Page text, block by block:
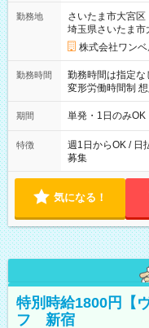
勤務地
さいたま市大宮区
埼玉県さいたま市
株式会社ワン
勤務時間
勤務時間は指定な
変形労働時間制 想定労働時
～21：00
期間 単発・1日のみOK
特徴
週1日からOK / 日
募集
気になる！
特別時給1800円【
フ 新宿